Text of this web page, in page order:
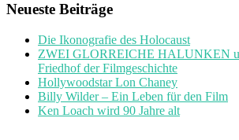
Neueste Beiträge
Die Ikonografie des Holocaust
ZWEI GLORREICHE HALUNKEN
Friedhof der Filmgeschichte
Hollywoodstar Lon Chaney
Billy Wilder – Ein Leben für den Film
Ken Loach wird 90 Jahre alt